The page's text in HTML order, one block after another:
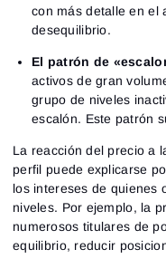
con más detalle en el
desequilibrio.
El patrón de
activos de gran
grupo de niveles
escalón. Este patrón
La reacción del precio a
perfil puede explicarse
los intereses de quienes
niveles. Por ejemplo, la
numerosos titulares de
equilibrio, reducir